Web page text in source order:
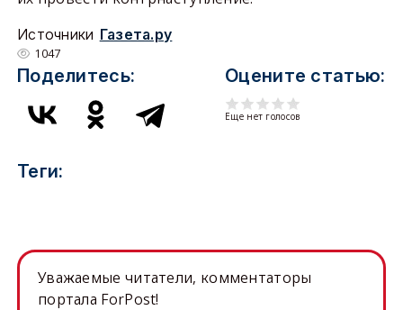
Источники Газета.ру
1047
Поделитесь: Оцените статью:
Еще нет голосов
Теги:
Уважаемые читатели, комментаторы
портала ForPost!